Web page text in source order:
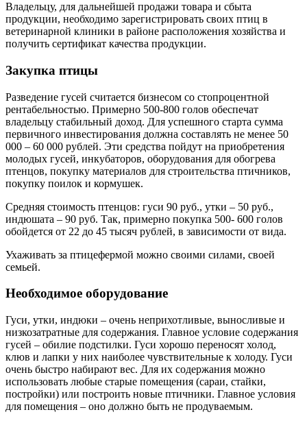
Владельцу, для дальнейшей продажи товара и сбыта
продукции, необходимо зарегистрировать своих птиц в
ветеринарной клиники в районе расположения хозяйства и
получить сертификат качества продукции.
Закупка птицы
Разведение гусей считается бизнесом со стопроцентной
рентабельностью. Примерно 500-800 голов обеспечат
владельцу стабильный доход. Для успешного старта сумма
первичного инвестирования должна составлять не менее 50
000 – 60 000 рублей. Эти средства пойдут на приобретения
молодых гусей, инкубаторов, оборудования для обогрева
птенцов, покупку материалов для строительства птичников,
покупку поилок и кормушек.
Средняя стоимость птенцов: гуси 90 руб., утки – 50 руб.,
индюшата – 90 руб. Так, примерно покупка 500- 600 голов
обойдется от 22 до 45 тысяч рублей, в зависимости от вида.
Ухаживать за птицефермой можно своими силами, своей
семьей.
Необходимое оборудование
Гуси, утки, индюки – очень неприхотливые, выносливые и
низкозатратные для содержания. Главное условие содержания
гусей – обилие подстилки. Гуси хорошо переносят холод,
клюв и лапки у них наиболее чувствительные к холоду. Гуси
очень быстро набирают вес. Для их содержания можно
использовать любые старые помещения (сараи, стайки,
постройки) или построить новые птичники. Главное условия
для помещения – оно должно быть не продуваемым.